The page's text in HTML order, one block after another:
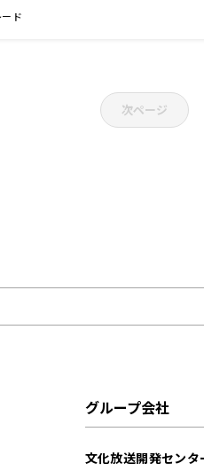
しい」
ド
次ページ
グループ会社
文化放送開発センタ